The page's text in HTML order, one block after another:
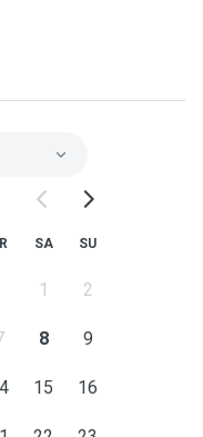
SA SU
1 2
8 9
15 16